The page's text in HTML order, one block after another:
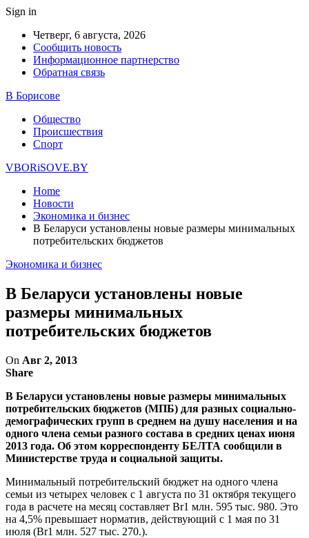
Sign in
Четверг, 6 августа, 2026
Сообщить новость
Информационное партнерство
Обратная связь
В Борисове
Общество
Происшествия
Спорт
VBORiSOVE.BY
Home
Новости
Экономика и бизнес
В Беларуси установлены новые размеры минимальных
потребительских бюджетов
Экономика и бизнес
В Беларуси установлены новые
размеры минимальных
потребительских бюджетов
On Авг 2, 2013
Share
В Беларуси установлены новые размеры минимальных
потребительских бюджетов (МПБ) для разных социально-
демографических групп в среднем на душу населения и на
одного члена семьи разного состава в средних ценах июня
2013 года. Об этом корреспонденту БЕЛТА сообщили в
Министерстве труда и социальной защиты.
Минимальный потребительский бюджет на одного члена
семьи из четырех человек с 1 августа по 31 октября текущего
года в расчете на месяц составляет Br1 млн. 595 тыс. 980. Это
на 4,5% превышает норматив, действующий с 1 мая по 31
июля (Br1 млн. 527 тыс. 270.).